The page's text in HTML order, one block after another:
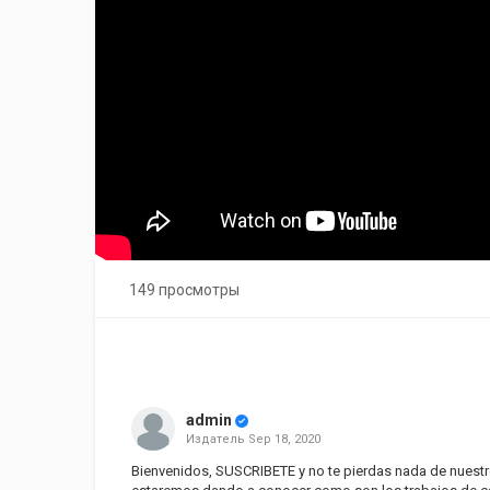
149 просмотры
admin
Издатель Sep 18, 2020
Bienvenidos, SUSCRIBETE y no te pierdas nada de